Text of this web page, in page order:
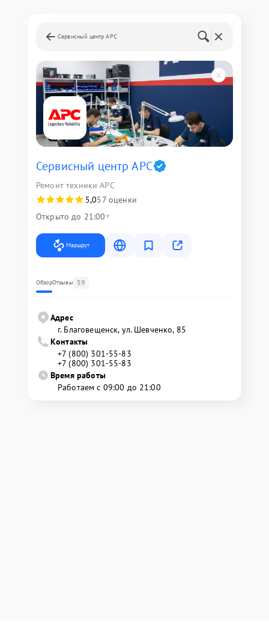
Сервисный центр APC
Сервисный центр APC
Ремонт техники APC
5,057 оценки
Открыто до 21:00
Маршрут
ОбзорОтзывы 59
Адрес
г. Благовещенск, ул. Шевченко, 85
Контакты
+7 (800) 301-55-83
+7 (800) 301-55-83
Время работы
Работаем с 09:00 до 21:00